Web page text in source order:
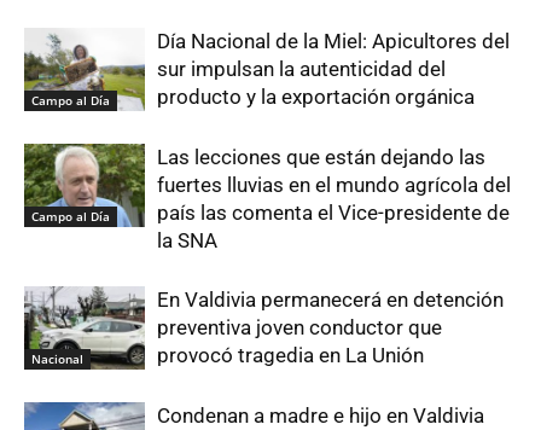
Campo al Día
Día Nacional de la Miel: Apicultores del
sur impulsan la autenticidad del
producto y la exportación orgánica
Campo al Día
Las lecciones que están dejando las
fuertes lluvias en el mundo agrícola del
país las comenta el Vice-presidente de
la SNA
Nacional
En Valdivia permanecerá en detención
preventiva joven conductor que
provocó tragedia en La Unión
Condenan a madre e hijo en Valdivia